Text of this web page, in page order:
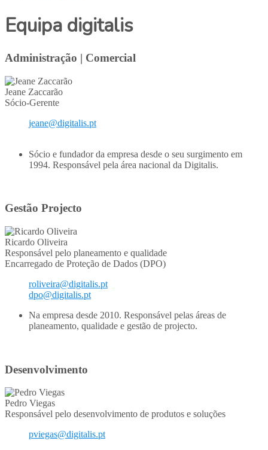
Equipa digitalis
Administração | Comercial
Jeane Zaccarão
Sócio-Gerente
jeane@digitalis.pt
Sócio e fundador da empresa desde o seu surgimento em
1994. Responsável pela área nacional da Digitalis.
Gestão Projecto
Ricardo Oliveira
Responsável pelo planeamento e qualidade
Encarregado de Proteção de Dados (DPO)
roliveira@digitalis.pt
dpo@digitalis.pt
Na empresa desde 2010. Responsável pelas áreas de
planeamento, qualidade e gestão de projecto.
Desenvolvimento
Pedro Viegas
Responsável pelo desenvolvimento de produtos e soluções
pviegas@digitalis.pt